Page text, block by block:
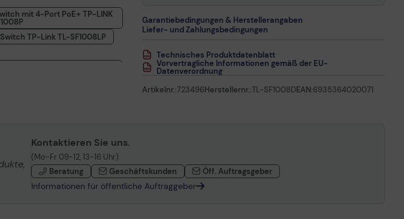
mit 4-Port PoE+ TP-LINK
TP-Link TL-SF1008LP
LINK TL-SF1024D
TL-SF1016D
TL-SF1005D
Garantiebedingungen & Herstellerangaben
Liefer- und Zahlungsbedingungen
Technisches Produktdatenblatt
Vorvertragliche Informationen gemäß der EU-
Datenverordnung
Artikelnr.:723496Herstellernr.:TL-SF1008DEAN:6935364020071
Kontaktieren Sie uns.
(Mo-Fr 09-12, 13-16 Uhr)
Beratung
Geschäftskunden Öff. Auftragsgeber
Informationen für öffentliche Auftraggeber